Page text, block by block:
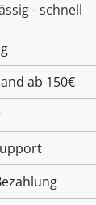
- schnell
ab 150€